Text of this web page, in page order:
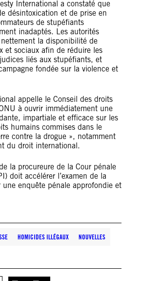
International a constaté que
désintoxication et de prise en
de stupéfiants
inadaptés. Les autorités
la disponibilité de
et sociaux afin de réduire les
liés aux stupéfiants, et
fondée sur la violence et
appelle le Conseil des droits
à ouvrir immédiatement une
impartiale et efficace sur les
humains commises dans le
contre la drogue », notamment
du droit international.
la procureure de la Cour pénale
doit accélérer l’examen de la
enquête pénale approfondie et
HOMICIDES ILLÉGAUX NOUVELLES